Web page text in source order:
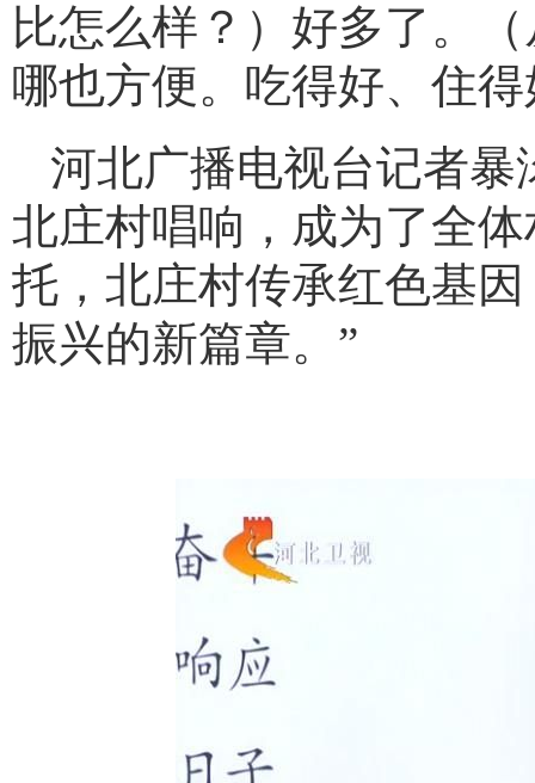
比怎么样？）好多了。
哪也方便。吃得好、住
河北广播电视台记者暴
北庄村唱响，成为了全
托，北庄村传承红色基
振兴的新篇章。”